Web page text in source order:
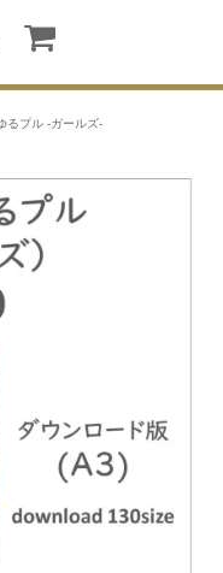
るプル -ガールズ-